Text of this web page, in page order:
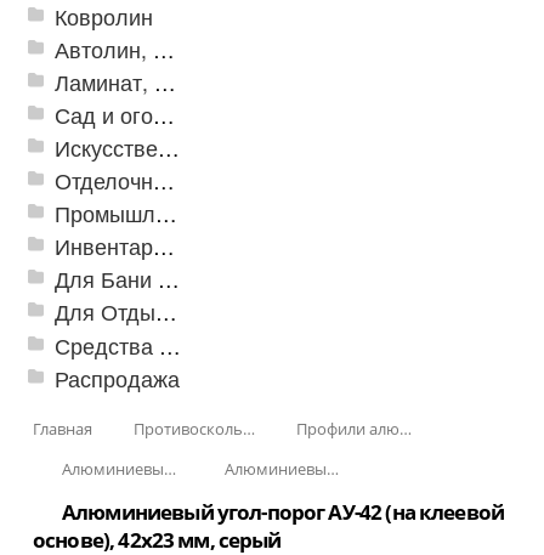
Ковролин
Автолин, Транслин, Линолеум
Ламинат, Кварцвиниловая плитка SPC
Сад и огород
Искусственная трава
Отделочные профили
Промышленный текстиль
Инвентарь для клининга
Для Бани и Сауны
Для Отдыха и Пикника
Средства от насекомых и садовых вредителей
Распродажа
Главная Противоскользящая защита для лестниц, профили, ленты
Профили алюминиевые с резиновой вставкой
Алюминиевый угол-порог с резиновой вставкой
Алюминиевый угол-порог АУ-42 (на клеевой основе)
Алюминиевый угол-порог АУ-42 (на клеевой
основе), 42x23 мм, серый